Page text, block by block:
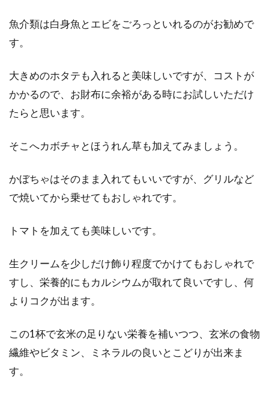
魚介類は白身魚とエビをごろっといれるのがお勧めで
す。
大きめのホタテも入れると美味しいですが、コストが
かかるので、お財布に余裕がある時にお試しいただけ
たらと思います。
そこへカボチャとほうれん草も加えてみましょう。
かぼちゃはそのまま入れてもいいですが、グリルなど
で焼いてから乗せてもおしゃれです。
トマトを加えても美味しいです。
生クリームを少しだけ飾り程度でかけてもおしゃれで
すし、栄養的にもカルシウムが取れて良いですし、何
よりコクが出ます。
この1杯で玄米の足りない栄養を補いつつ、玄米の食物
繊維やビタミン、ミネラルの良いとこどりが出来ま
す。